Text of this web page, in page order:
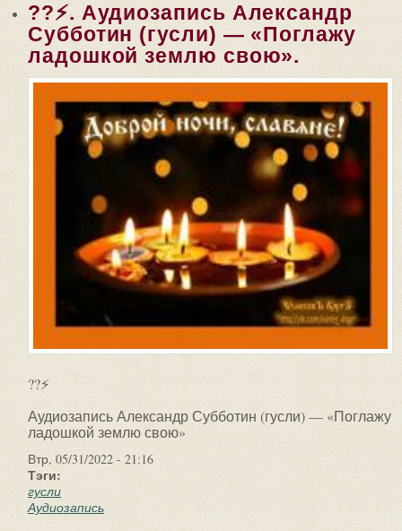
??⚡. Аудиозапись Александр
Субботин (гусли) — «Поглажу
ладошкой землю свою».
??⚡
Аудиозапись Александр Субботин (гусли) — «Поглажу
ладошкой землю свою»
Втр, 05/31/2022 - 21:16
Тэги:
гусли
Аудиозапись